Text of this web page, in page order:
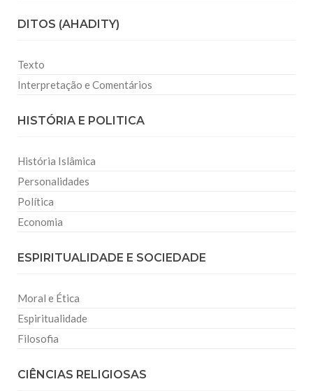
DITOS (AHADITY)
Texto
Interpretação e Comentários
HISTÓRIA E POLITICA
História Islâmica
Personalidades
Política
Economia
ESPIRITUALIDADE E SOCIEDADE
Moral e Ética
Espiritualidade
Filosofia
CIÊNCIAS RELIGIOSAS